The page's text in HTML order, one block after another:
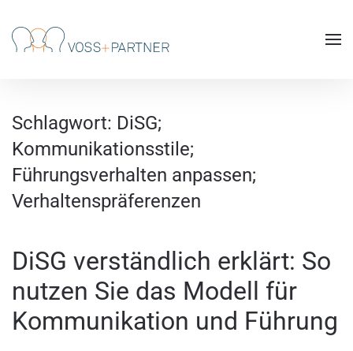
Skip to main content
Schlagwort: DiSG;
Kommunikationsstile;
Führungsverhalten anpassen;
Verhaltenspräferenzen
DiSG verständlich erklärt: So
nutzen Sie das Modell für
Kommunikation und Führung